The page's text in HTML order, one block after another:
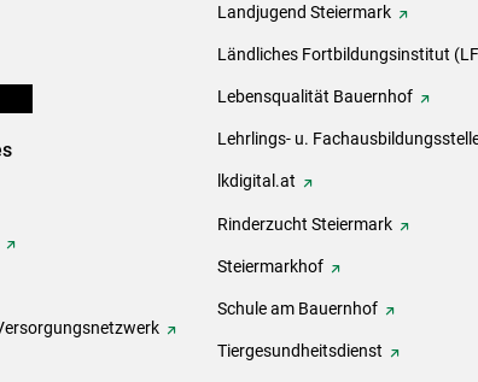
Landjugend Steiermark
Ländliches Fortbildungsinstitut
Lebensqualität Bauernhof
Lehrlings- u.
lkdigital.at
Rinderzucht Steiermark
Steiermarkhof
Schule am Bauernhof
Tiergesundheitsdienst